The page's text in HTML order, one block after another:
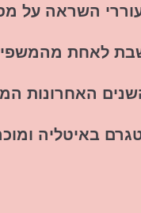
השראה על
לאחת
האחרונות
באיטליה